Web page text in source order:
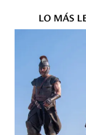
LO MÁS